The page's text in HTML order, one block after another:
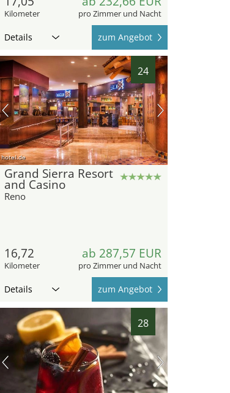
Kilometer pro Zimmer und Nacht
Details zum Angebot
24
hotel.de
Grand Sierra Resort
and Casino
Reno
16,72
Kilometer
ab 287,57 EUR
pro Zimmer und Nacht
Details zum Angebot
28